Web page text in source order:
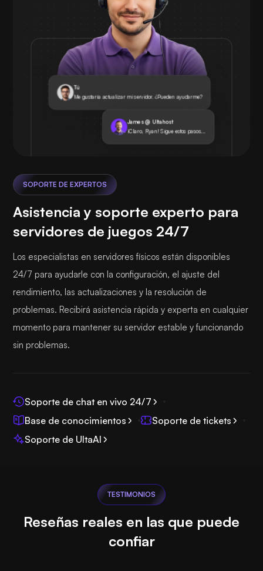
Tú
Me gustaría actualizar mi servidor. ¿Pueden ayudarme?
James @ Ultahost
¡Claro, Ryan! Sigue estos pasos...
SOPORTE DE EXPERTOS
Asistencia y soporte experto para
servidores de juegos 24/7
Los especialistas en servidores físicos están disponibles
24/7 para ayudarle con la configuración, el ajuste del
rendimiento, las actualizaciones y la resolución de
problemas. Recibirá asistencia rápida y experta en cualquier
momento para mantener su servidor estable y funcionando
sin problemas.
Soporte de chat en vivo 24/7
Base de conocimientos
Soporte de tickets
Soporte de UltaAI
TESTIMONIOS
Reseñas reales en las que puede
confiar